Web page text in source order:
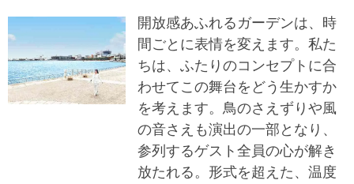
開放感あふれるガーデンは、時
間ごとに表情を変えます。私た
ちは、ふたりのコンセプトに合
わせてこの舞台をどう生かすか
を考えます。鳥のさえずりや風
の音さえも演出の一部となり、
参列するゲスト全員の心が解き
放たれる。形式を超えた、温度